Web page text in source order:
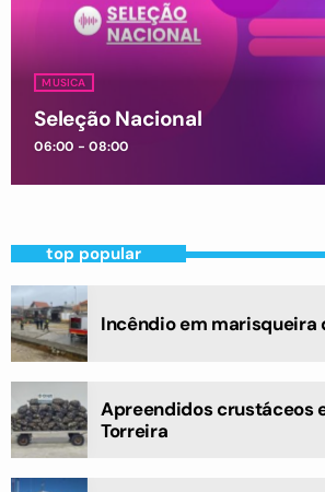
MUSICA
Seleção Nacional
06:00 - 08:00
top popular
Incêndio em marisqueira
Apreendidos crustáceos
Torreira